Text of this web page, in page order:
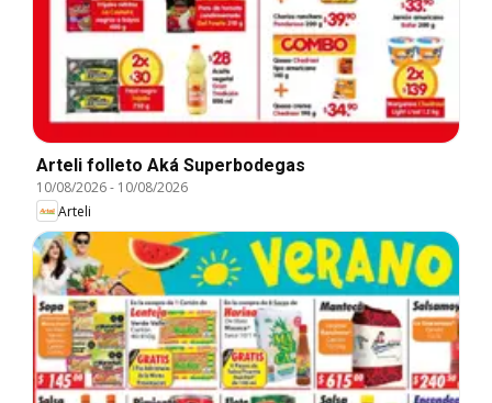
Arteli folleto Aká Superbodegas
10/08/2026- 10/08/2026
Arteli